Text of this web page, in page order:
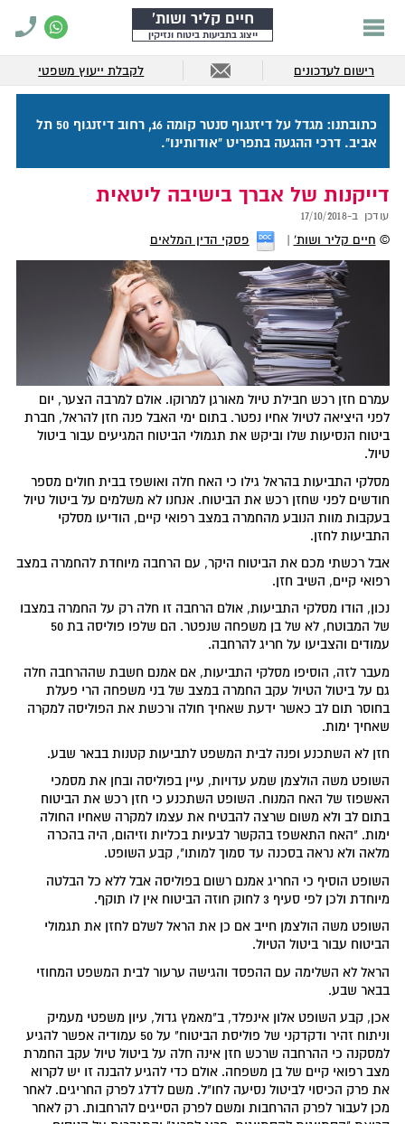
חיים קליר ושות'
ייצוג בתביעות ביטוח ונזיקין
רישום לעדכונים לקבלת ייעוץ משפטי
כתובתנו: מגדל על דיזנגוף סנטר קומה 16, רחוב דיזנגוף 50 תל
אביב. דרכי ההגעה בתפריט "אודותינו".
דייקנות של אברך בישיבה ליטאית
עודכן ב-17/10/2018
© חיים קליר ושות' פסקי הדין המלאים
עמרם חזן רכש חבילת טיול מאורגן למרוקו. אולם למרבה הצער, יום
לפני היציאה לטיול אחיו נפטר. בתום ימי האבל פנה חזן להראל, חברת
ביטוח הנסיעות שלו וביקש את תגמולי הביטוח המגיעים עבור ביטול
טיול.
מסלקי התביעות בהראל גילו כי האח חלה ואושפז בבית חולים מספר
חודשים לפני שחזן רכש את הביטוח. אנחנו לא משלמים על ביטול טיול
בעקבות מוות הנובע מהחמרה במצב רפואי קיים, הודיעו מסלקי
התביעות לחזן.
אבל רכשתי מכם את הביטוח היקר, עם הרחבה מיוחדת להחמרה במצב
רפואי קיים, השיב חזן.
נכון, הודו מסלקי התביעות, אולם הרחבה זו חלה רק על החמרה במצבו
של המבוטח, לא של בן משפחה שנפטר. הם שלפו פוליסה בת 50
עמודים והצביעו על חריג להרחבה.
מעבר לזה, הוסיפו מסלקי התביעות, אם אמנם חשבת שההרחבה חלה
גם על ביטול הטיול עקב החמרה במצב של בני משפחה הרי פעלת
בחוסר תום לב כאשר ידעת שאחיך חולה ורכשת את הפוליסה למקרה
שאחיך ימות.
חזן לא השתכנע ופנה לבית המשפט לתביעות קטנות בבאר שבע.
השופט משה הולצמן שמע עדויות, עיין בפוליסה ובחן את מסמכי
האשפוז של האח המנוח. השופט השתכנע כי חזן רכש את הביטוח
בתום לב ולא משום שרצה להבטיח את עצמו למקרה שאחיו החולה
ימות. "האח התאשפז בהקשר לבעיות בכליות וזיהום, היה בהכרה
מלאה ולא נראה בסכנה עד סמוך למותו", קבע השופט.
השופט הוסיף כי החריג אמנם רשום בפוליסה אבל ללא כל הבלטה
מיוחדת ולכן לפי סעיף 3 לחוק חוזה הביטוח אין לו תוקף.
השופט משה הולצמן חייב אם כן את הראל לשלם לחזן את תגמולי
הביטוח עבור ביטול הטיול.
הראל לא השלימה עם ההפסד והגישה ערעור לבית המשפט המחוזי
בבאר שבע.
אכן, קבע השופט אלון אינפלד, ב"מאמץ גדול, עיון משפטי מעמיק
וניתוח זהיר ודקדקני של פוליסת הביטוח" על 50 עמודיה אפשר להגיע
למסקנה כי ההרחבה שרכש חזן אינה חלה על ביטול טיול עקב החמרת
מצב רפואי קיים של בן משפחה. אולם כדי להגיע להבנה זו יש לקרוא
את פרק הכיסוי לביטול נסיעה לחו"ל. משם לדלג לפרק החריגים. לאחר
מכן לעבור לפרק ההרחבות ומשם לפרק הסייגים להרחבות. רק לאחר